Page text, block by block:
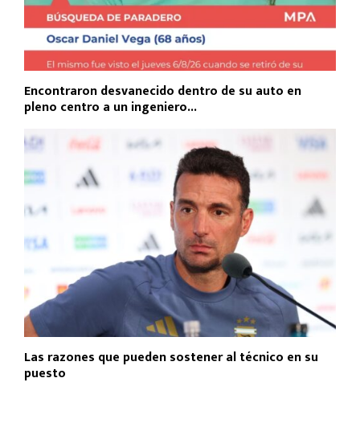
Encontraron desvanecido dentro de su auto en
pleno centro a un ingeniero...
Las razones que pueden sostener al técnico en su
puesto